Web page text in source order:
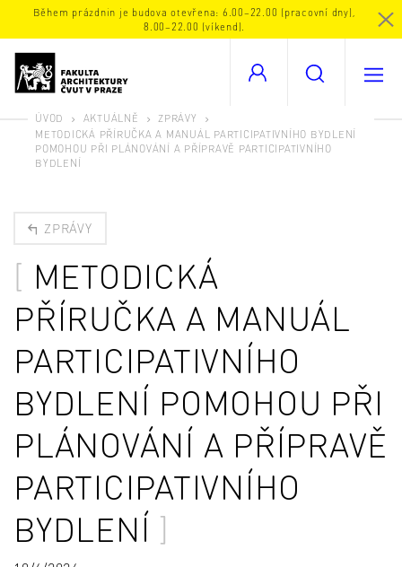
Během prázdnin je budova otevřena: 6.00–22.00 (pracovní dny),
8.00–22.00 (víkend).
ÚVOD AKTUÁLNĚ
ZPRÁVY
METODICKÁ PŘÍRUČKA A MANUÁL PARTICIPATIVNÍHO BYDLENÍ
POMOHOU PŘI PLÁNOVÁNÍ A PŘÍPRAVĚ PARTICIPATIVNÍHO
BYDLENÍ
ZPRÁVY
METODICKÁ
PŘÍRUČKA A MANUÁL
PARTICIPATIVNÍHO
BYDLENÍ POMOHOU PŘI
PLÁNOVÁNÍ A PŘÍPRAVĚ
PARTICIPATIVNÍHO
BYDLENÍ